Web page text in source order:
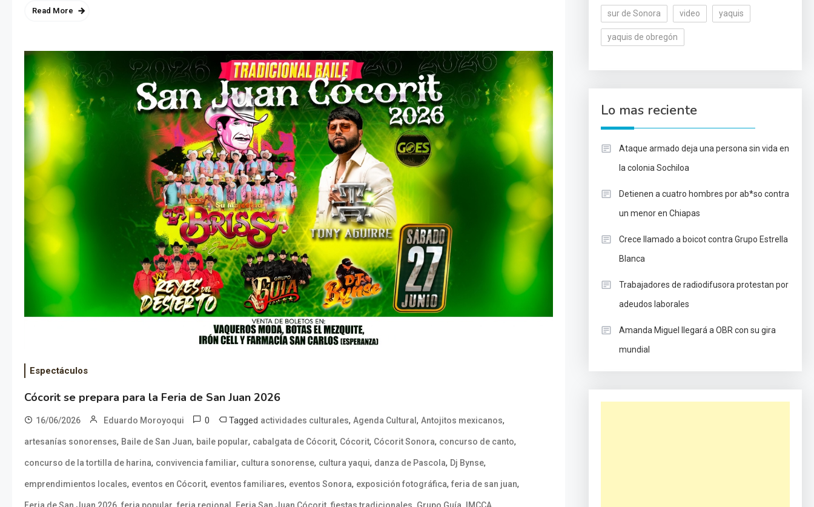
Read More
Espectáculos
Cócorit se prepara para la Feria de San Juan 2026
16/06/2026 Eduardo Moroyoqui 0 Tagged actividades culturales, Agenda Cultural, Antojitos mexicanos,
artesanías sonorenses, Baile de San Juan, baile popular, cabalgata de Cócorit, Cócorit, Cócorit Sonora, concurso de canto,
concurso de la tortilla de harina, convivencia familiar, cultura sonorense, cultura yaqui, danza de Pascola, Dj Bynse,
emprendimientos locales, eventos en Cócorit, eventos familiares, eventos Sonora, exposición fotográfica, feria de san juan,
Feria de San Juan 2026 feria popular feria regional Feria San Juan Cócorit fiestas tradicionales Grupo Guía IMCCA
sur de Sonora video yaquis
yaquis de obregón
Lo mas reciente
Ataque armado deja una persona sin vida en
la colonia Sochiloa
Detienen a cuatro hombres por ab*so contra
un menor en Chiapas
Crece llamado a boicot contra Grupo Estrella
Blanca
Trabajadores de radiodifusora protestan por
adeudos laborales
Amanda Miguel llegará a OBR con su gira
mundial